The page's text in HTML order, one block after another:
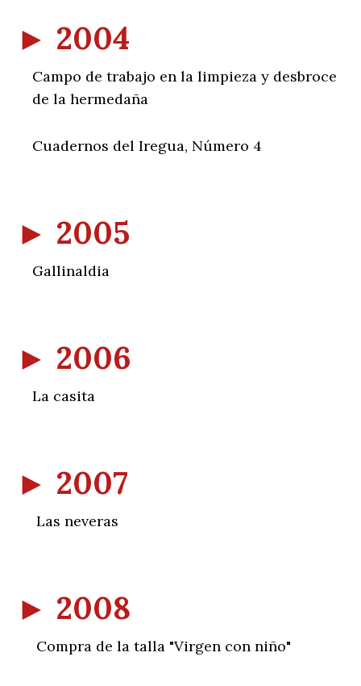
► 2004
Campo de trabajo en la limpieza y desbroce
de la hermedaña
Cuadernos del Iregua, Número 4
► 2005
Gallinaldia
► 2006
La casita
► 2007
Las neveras
► 2008
Compra de la talla "Virgen con niño"